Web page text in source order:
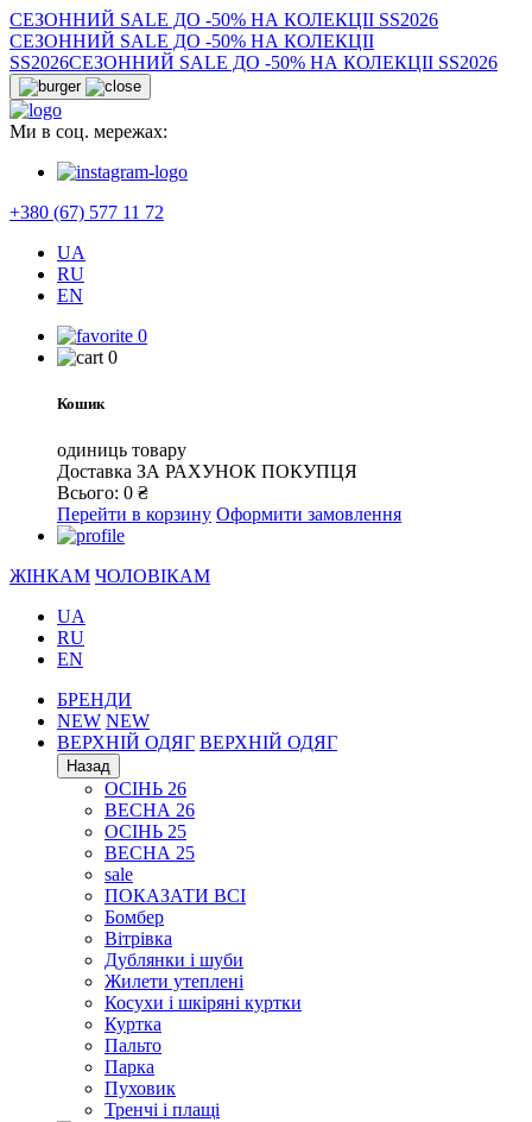
СЕЗОННИЙ SALE ДО -50% НА КОЛЕКЦІІ SS2026
СЕЗОННИЙ SALE ДО -50% НА КОЛЕКЦІІ
SS2026СЕЗОННИЙ SALE ДО -50% НА КОЛЕКЦІІ SS2026
Ми в соц. мережах:
+380 (67) 577 11 72
UA
RU
EN
0
0
Кошик
одиниць товару
Доставка ЗА РАХУНОК ПОКУПЦЯ
Всього: 0 ₴
Перейти в корзину Оформити замовлення
ЖІНКАМ ЧОЛОВІКАМ
UA
RU
EN
БРЕНДИ
NEW NEW
ВЕРХНІЙ ОДЯГ ВЕРХНІЙ ОДЯГ
Назад
ОСІНЬ 26
ВЕСНА 26
ОСІНЬ 25
ВЕСНА 25
sale
ПОКАЗАТИ ВСІ
Бомбер
Вітрівка
Дублянки і шуби
Жилети утеплені
Косухи і шкіряні куртки
Куртка
Пальто
Парка
Пуховик
Тренчі і плащі